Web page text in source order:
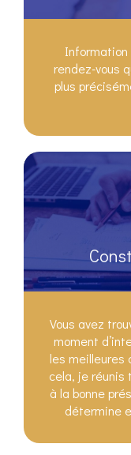
rendez-vous
plus
Vous avez
moment
les meilleures
cela, je réunis
à la bonne
détermine